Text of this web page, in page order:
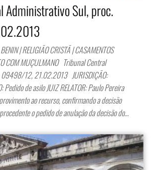
Administrativo Sul, proc.
| RELIGIÃO CRISTÃ | CASAMENTOS
COM MUÇULMANO Tribunal Central
09498/12, 21.02.2013 JURISDIÇÃO:
de asilo JUIZ RELATOR: Paulo Pereira
ao recurso, confirmando a decisão
o pedido de anulação da decisão do…